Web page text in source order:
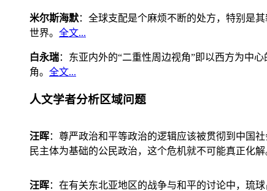
米尔斯海默：全球支配是个麻烦不断的处方，特别是
世界。 全文...
白永瑞：东亚内外的“二重性周边视角”即以西方为中
角。 全文...
人文学者分析区域问题
汪晖：尊严政治和平等政治的逻辑应该被贯彻到中国
民主体为基础的公民政治，这个危机就不可能真正化解
汪晖：在有关东北亚地区的战争与和平的讨论中，琉